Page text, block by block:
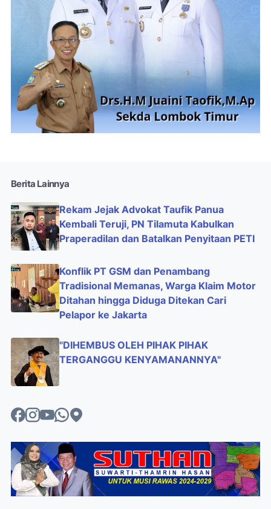
Berita Lainnya
Rekam Jejak Advokat Taufik Panua
Kembali Teruji, PN Tilamuta Kabulkan
Praperadilan dan Batalkan Penyitaan PETI
Konflik PT GSM dan Penambang
Tradisional Memanas, Warga Klaim Motor
Ditahan hingga Diduga Ditekan Cari
Pelapor ke Jakarta
"DIHEMBUS OLEH PIHAK PIHAK
TERGANGGU KENYAMANANNYA"